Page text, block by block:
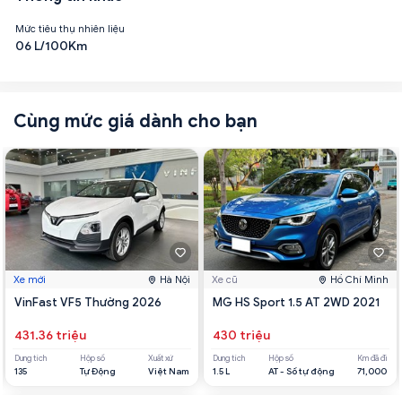
Mức tiêu thụ nhiên liệu
06 L/100Km
Cùng mức giá dành cho bạn
Xe mới Hà Nội
VinFast VF5 Thường 2026
431.36 triệu
Dung tích
135
Hộp số
Tự Động
Xuất xứ
Việt Nam
Xe cũ Hồ Chí Minh
MG HS Sport 1.5 AT 2WD 2021
430 triệu
Dung tích
1.5 L
Hộp số
AT - Số tự động
Km đã đi
71,000